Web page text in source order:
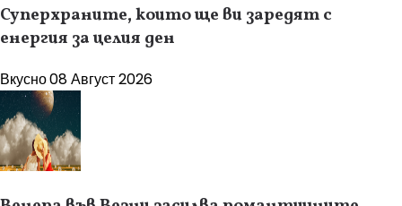
Суперхраните, които ще ви заредят с
енергия за целия ден
Вкусно08 Август 2026